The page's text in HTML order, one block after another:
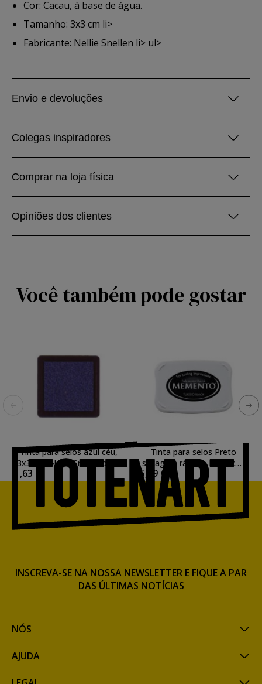
Cor: Cacau, à base de água.
Tamanho: 3x3 cm li>
Fabricante: Nellie Snellen li> ul>
Envio e devoluções
Colegas inspiradores
Comprar na loja física
Opiniões dos clientes
Você também pode gostar
Tinta para selos azul céu,
3x3 cm, Nellie Snellen base
1,63 €
Tinta para selos Preto
secagem rápida , 6x10 cm,
Memento
5,99 €
NÓS
AJUDA
INSCREVA-SE NA NOSSA NEWSLETTER E FIQUE A PAR
DAS ÚLTIMAS NOTÍCIAS